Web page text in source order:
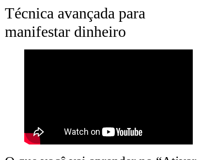
Técnica avançada para
manifestar dinheiro